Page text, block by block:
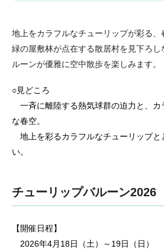
地上をカラフルなチューリップが彩る、
緑の屋敷林が点在する散居村を見下ろ
ルーンが優雅に空中散歩を楽しみます。
○見どころ
一斉に離陸する熱気球群の迫力と、カ
な春空。
地上を彩るカラフルなチューリップと
い。
チューリップバルーン2026
【開催日程】
2026年4月18日（土）～19日（日）